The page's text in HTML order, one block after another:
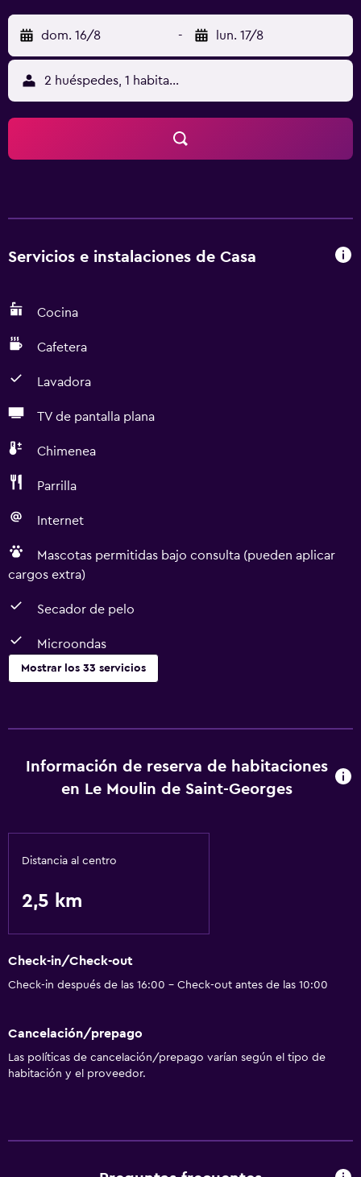
dom. 16/8 - lun. 17/8
2 huéspedes, 1 habitación
Servicios e instalaciones de Casa
Cocina
Cafetera
Lavadora
TV de pantalla plana
Chimenea
Parrilla
Internet
Mascotas permitidas bajo consulta (pueden aplicar
cargos extra)
Secador de pelo
Microondas
Mostrar los 33 servicios
Utensilios de cocina
Cocina
Cafetera
Horno
Comedor
Cocina
Servicios básicos
Wifi disponible en todas las instalaciones
Internet
Información de reserva de habitaciones
en Le Moulin de Saint-Georges
Distancia al centro
2,5 km
Check-in/Check-out
Check-in después de las 16:00 - Check-out antes de las 10:00
Cancelación/prepago
Las políticas de cancelación/prepago varían según el tipo de
habitación y el proveedor.